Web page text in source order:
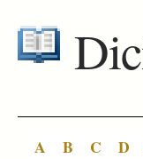
A B C D